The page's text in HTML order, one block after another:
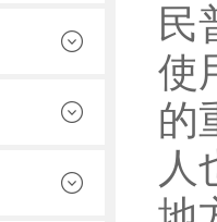
民
使
的
人